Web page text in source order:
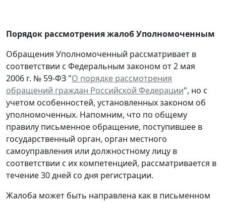
Порядок рассмотрения жалоб Уполномоченным
Обращения Уполномоченный рассматривает в
соответствии с Федеральным законом от 2 мая
2006 г. № 59-ФЗ "О порядке рассмотрения
обращений граждан Российской Федерации", но с
учетом особенностей, установленных законом об
уполномоченных. Напомним, что по общему
правилу письменное обращение, поступившее в
государственный орган, орган местного
самоуправления или должностному лицу в
соответствии с их компетенцией, рассматривается в
течение 30 дней со дня регистрации.
Жалоба может быть направлена как в письменном